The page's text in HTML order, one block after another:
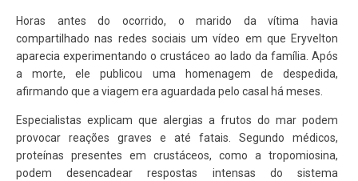
Horas antes do ocorrido, o marido da vítima havia
compartilhado nas redes sociais um vídeo em que Eryvelton
aparecia experimentando o crustáceo ao lado da família. Após
a morte, ele publicou uma homenagem de despedida,
afirmando que a viagem era aguardada pelo casal há meses.
Especialistas explicam que alergias a frutos do mar podem
provocar reações graves e até fatais. Segundo médicos,
proteínas presentes em crustáceos, como a tropomiosina,
podem desencadear respostas intensas do sistema